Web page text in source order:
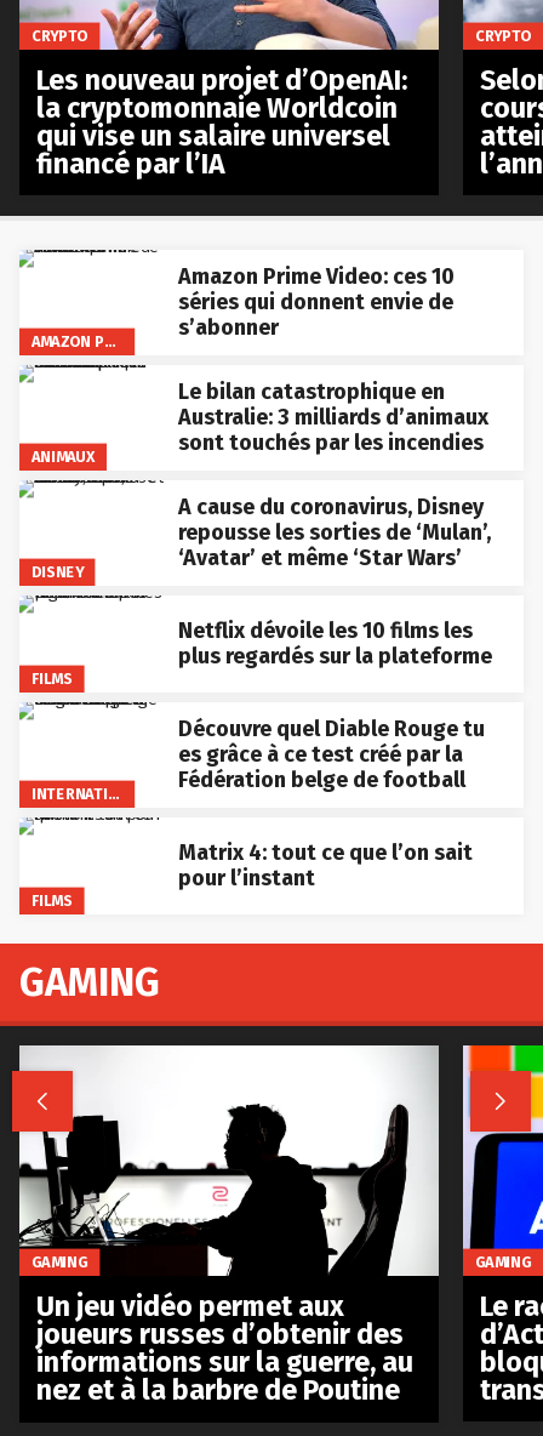
Amazon Prime Video: ces 10
séries qui donnent envie de
s’abonner
ANIMAUX
Le bilan catastrophique en
Australie: 3 milliards d’animaux
sont touchés par les incendies
DISNEY
A cause du coronavirus, Disney
repousse les sorties de ‘Mulan’,
‘Avatar’ et même ‘Star Wars’
FILMS
Netflix dévoile les 10 films les
plus regardés sur la plateforme
Découvre quel Diable Rouge tu
es grâce à ce test créé par la
Fédération belge de football
FILMS
Matrix 4: tout ce que l’on sait
pour l’instant
CRYPTO
Les nouveau projet d’OpenAI:
la cryptomonnaie Worldcoin
qui vise un salaire universel
financé par l’IA
CRYPTO
GAMING
 
GAMING
Un jeu vidéo permet aux
joueurs russes d’obtenir des
informations sur la guerre, au
nez et à la barbre de Poutine
GAMING
Le